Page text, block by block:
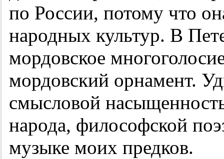
по России, потому что
народных культур. В
мордовское
мордовский орнамент.
смысловой
народа, философской
музыке моих предков.